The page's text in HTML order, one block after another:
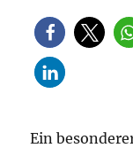
Ein